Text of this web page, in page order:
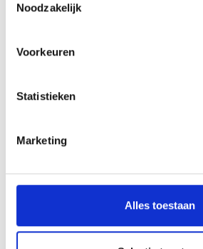
Noodzakelijk
Voorkeuren
Statistieken
Marketing
Alles toestaan